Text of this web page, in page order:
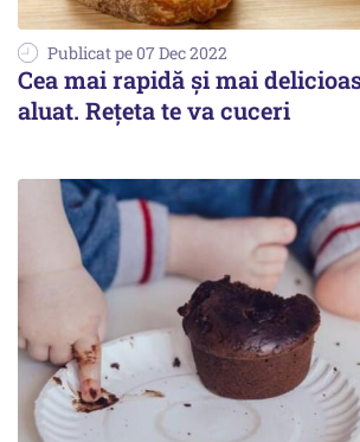
Publicat pe 07 Dec 2022
Cea mai rapidă și mai
aluat. Rețeta te va cuceri